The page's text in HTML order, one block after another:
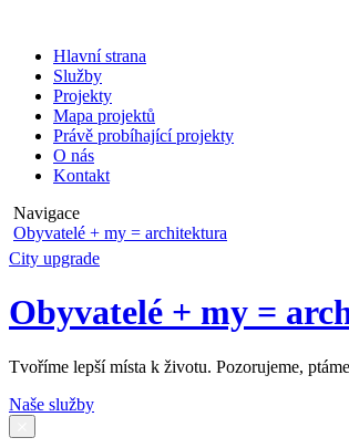
Hlavní strana
Služby
Projekty
Mapa projektů
Právě probíhající projekty
O nás
Kontakt
Navigace
Obyvatelé + my = architektura
City upgrade
Obyvatelé + my =
Tvoříme lepší místa k životu. Pozorujeme,
Naše služby